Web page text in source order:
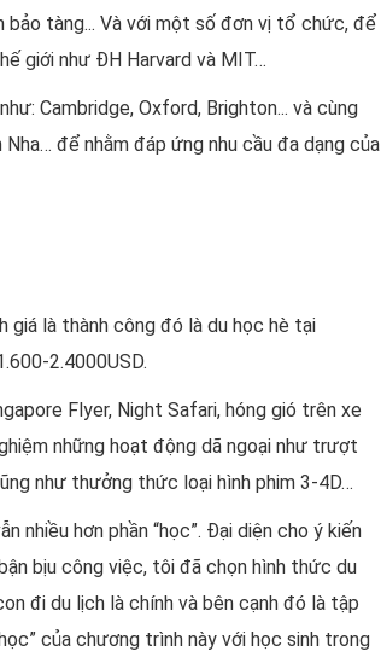
bảo tàng... Và với một số đơn vị tổ chức, để
giới như ĐH Harvard và MIT…
Cambridge, Oxford, Brighton... và cùng
để nhằm đáp ứng nhu cầu đa dạng của
là thành công đó là du học hè tại
2.4000USD.
Flyer, Night Safari, hóng gió trên xe
những hoạt động dã ngoại như trượt
như thưởng thức loại hình phim 3-4D…
nhiều hơn phần “học”. Đại diện cho ý kiến
bịu công việc, tôi đã chọn hình thức du
đi du lịch là chính và bên cạnh đó là tập
của chương trình này với học sinh trong